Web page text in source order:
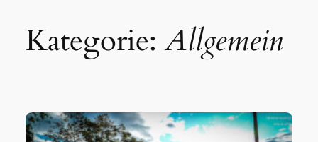
Kategorie:Allgemein